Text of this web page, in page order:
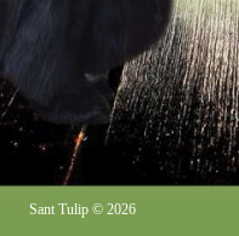
Sant Tulip © 2026